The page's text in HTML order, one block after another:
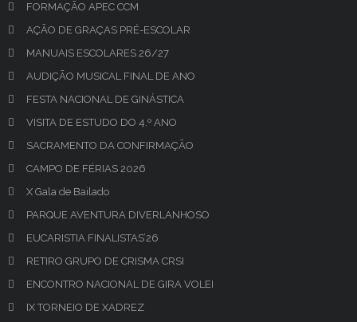
FORMAÇÃO APEC CCM
AÇÃO DE GRAÇAS PRÉ-ESCOLAR
MANUAIS ESCOLARES 26/27
AUDIÇÃO MUSICAL FINAL DE ANO
FESTA NACIONAL DE GINÁSTICA
VISITA DE ESTUDO DO 4.º ANO
SACRAMENTO DA CONFIRMAÇÃO
CAMPO DE FÉRIAS 2026
X Gala de Bailado
PARQUE AVENTURA DIVERLANHOSO
EUCARISTIA FINALISTAS’26
RETIRO GRUPO DE CRISMA CRSI
ENCONTRO NACIONAL DE GIRA VOLEI
IX TORNEIO DE XADREZ